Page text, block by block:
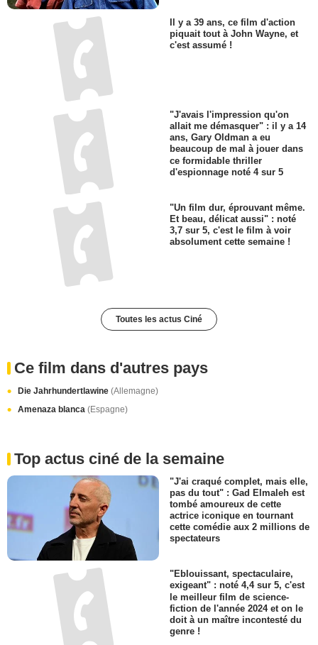
Il y a 39 ans, ce film d'action
piquait tout à John Wayne, et
c'est assumé !
"J'avais l'impression qu'on
allait me démasquer" : il y a 14
ans, Gary Oldman a eu
beaucoup de mal à jouer dans
ce formidable thriller
d'espionnage noté 4 sur 5
"Un film dur, éprouvant même.
Et beau, délicat aussi" : noté
3,7 sur 5, c'est le film à voir
absolument cette semaine !
Toutes les actus Ciné
Ce film dans d'autres pays
Die Jahrhundertlawine (Allemagne)
Amenaza blanca (Espagne)
Top actus ciné de la semaine
"J'ai craqué complet, mais elle,
pas du tout" : Gad Elmaleh est
tombé amoureux de cette
actrice iconique en tournant
cette comédie aux 2 millions de
spectateurs
"Eblouissant, spectaculaire,
exigeant" : noté 4,4 sur 5, c'est
le meilleur film de science-
fiction de l'année 2024 et on le
doit à un maître incontesté du
genre !